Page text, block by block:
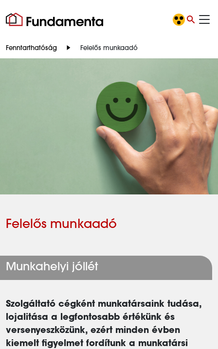
Fenntarthatóság Felelős munkaadó
Felelős munkaadó
Munkahelyi jóllét
Szolgáltató cégként munkatársaink tudása,
lojalitása a legfontosabb értékünk és
versenyeszközünk, ezért minden évben
kiemelt figyelmet fordítunk a munkatársi